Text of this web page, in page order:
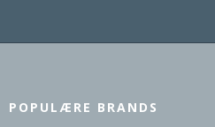
POPULÆRE BRANDS